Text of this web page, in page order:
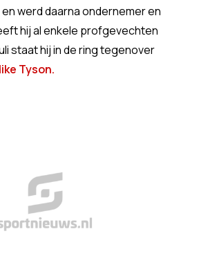
werd daarna ondernemer en
hij al enkele profgevechten
staat hij in de ring tegenover
Tyson.